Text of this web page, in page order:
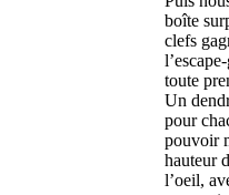
boîte
clefs
toute
Un
pour
pouvoir
hauteur
l’oeil,